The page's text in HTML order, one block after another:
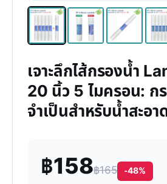
เจาะลึกไส้กรองน้ำ
20 นิ้ว 5 ไมครอน: ก
จำเป็นสำหรับน้ำสะอ
฿158฿165 -48%